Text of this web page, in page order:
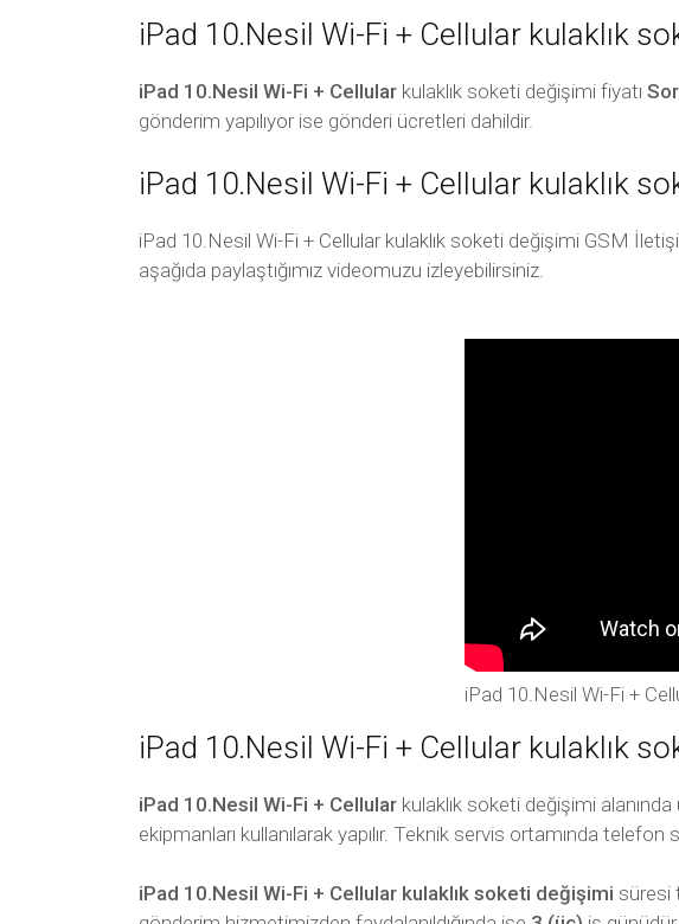
iPad 10.Nesil Wi-Fi + Cellular kulaklık
iPad 10.Nesil Wi-Fi + Cellular kulaklık soketi değişimi fiyatı
gönderim yapılıyor ise gönderi ücretleri dahildir.
iPad 10.Nesil Wi-Fi + Cellular kulaklık
iPad 10.Nesil Wi-Fi + Cellular kulaklık soketi değişimi GSM
aşağıda paylaştığımız videomuzu izleyebilirsiniz.
iPad 10.Nesil Wi-Fi +
iPad 10.Nesil Wi-Fi + Cellular kulaklık
iPad 10.Nesil Wi-Fi + Cellular kulaklık soketi değişimi
ekipmanları kullanılarak yapılır. Teknik servis ortamında telefon
iPad 10.Nesil Wi-Fi + Cellular kulaklık soketi değişimi süresi